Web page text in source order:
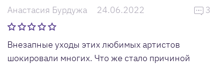
Анастасия Бурдужа 24.06.2022 3
Внезапные уходы этих любимых артистов
шокировали многих. Что же стало причиной